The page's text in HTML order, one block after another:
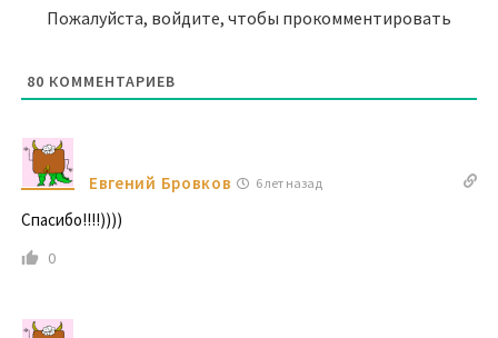
Пожалуйста, войдите, чтобы прокомментировать
80 КОММЕНТАРИЕВ
Евгений Бровков 6 лет назад
Спасибо!!!!))))
0